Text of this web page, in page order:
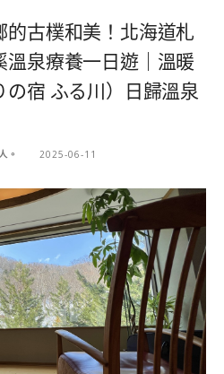
的古樸和美！北海道札
溫泉療養一日遊｜溫暖
の宿 ふる川）日歸溫泉
。 2025-06-11